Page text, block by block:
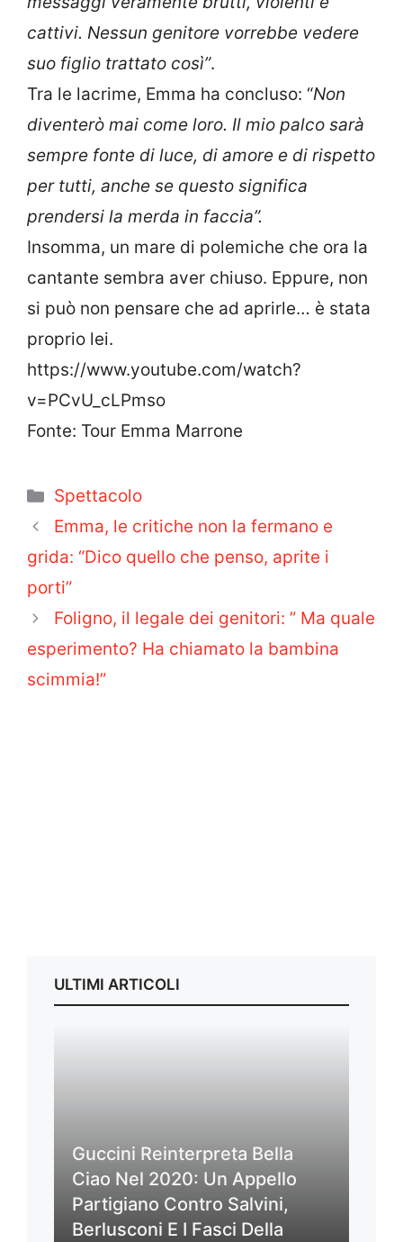
cattivi. Nessun genitore vorrebbe vedere
suo figlio trattato così”.
Tra le lacrime, Emma ha concluso: “Non
diventerò mai come loro. Il mio palco sarà
sempre fonte di luce, di amore e di rispetto
per tutti, anche se questo significa
prendersi la merda in faccia”.
Insomma, un mare di polemiche che ora la
cantante sembra aver chiuso. Eppure, non
si può non pensare che ad aprirle… è stata
proprio lei.
https://www.youtube.com/watch?
v=PCvU_cLPmso
Fonte: Tour Emma Marrone
Categorie
Spettacolo
Emma, le critiche non la fermano e
grida: “Dico quello che penso, aprite i
porti”
Foligno, il legale dei genitori: ” Ma quale
esperimento? Ha chiamato la bambina
scimmia!”
ULTIMI ARTICOLI
Guccini Reinterpreta Bella
Ciao Nel 2020: Un Appello
Partigiano Contro Salvini,
Berlusconi E I Fasci Della